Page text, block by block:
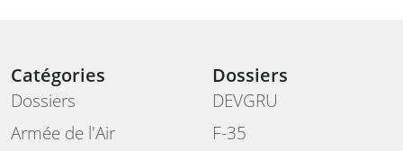
Catégories
Dossiers
Armée de l'Air
Dossiers
DEVGRU
F-35